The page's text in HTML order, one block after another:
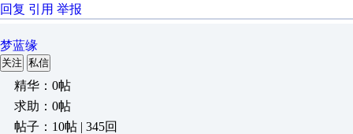
回复 引用 举报
梦蓝缘
关注 私信
精华：0帖
求助：0帖
帖子：10帖 | 345回